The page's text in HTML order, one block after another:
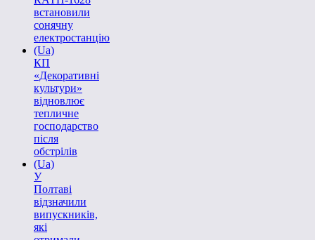
встановили
сонячну
електростанцію
(Ua)
КП
«Декоративні
культури»
відновлює
тепличне
господарство
після
обстрілів
(Ua)
У
Полтаві
відзначили
випускників,
які